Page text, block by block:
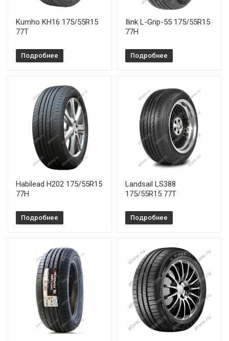
Kumho KH16 175/55R15
77T
Подробнее
Ilink L-Grip-55 175/55R15
77H
Подробнее
Habilead H202 175/55R15
77H
Подробнее
Landsail LS388
175/55R15 77T
Подробнее